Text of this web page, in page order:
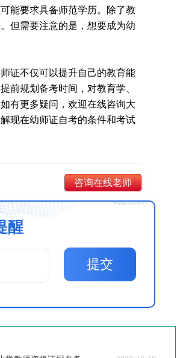
能要求具备师范学历。除了教
但需要注意的是，想要成为幼
证不仅可以提升自己的教育能
前规划备考时间，对教育学、
有更多疑问，欢迎在线咨询大
现在幼师证自考的条件和考试
咨询在线老师
醒
提交